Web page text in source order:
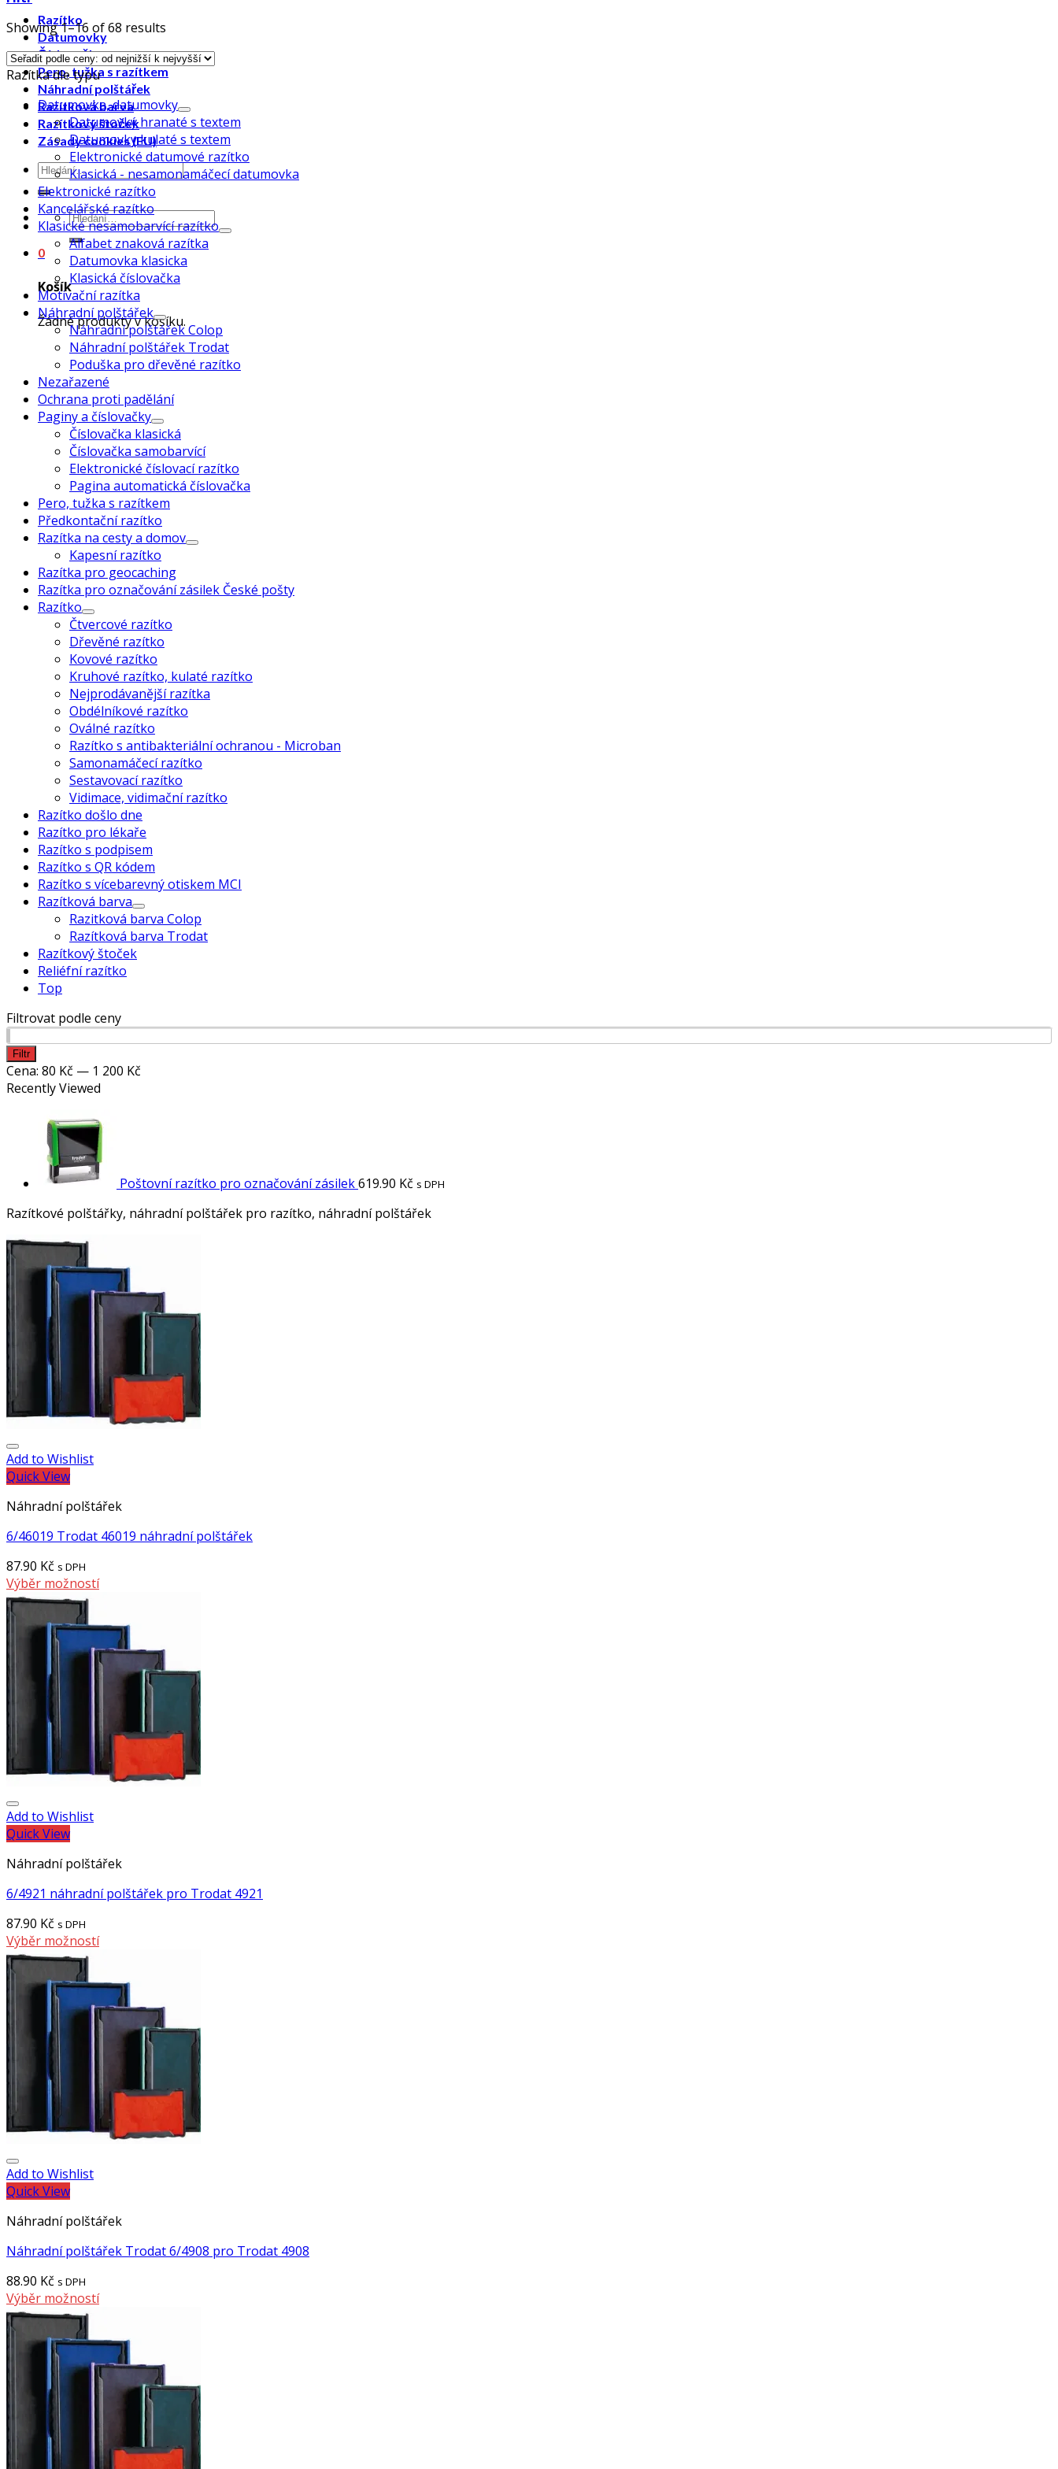
Razítko
Datumovky
Číslovačky
Pero, tužka s razítkem
Náhradní polštářek
Razítková barva
Razítkový štoček
Zásady cookies (EU)
0
Košík
Žádné produkty v košíku.
Showing 1–16 of 68 results
Razítka dle typu
Datumovka, datumovky
Datumovký hranaté s textem
Datumovky kulaté s textem
Elektronické datumové razítko
Klasická - nesamonamáčecí datumovka
Elektronické razítko
Kancelářské razítko
Klasické nesamobarvící razítko
Alfabet znaková razítka
Datumovka klasicka
Klasická číslovačka
Motivační razítka
Náhradní polštářek
Náhradní polštářek Colop
Náhradní polštářek Trodat
Poduška pro dřevěné razítko
Nezařazené
Ochrana proti padělání
Paginy a číslovačky
Číslovačka klasická
Číslovačka samobarvící
Elektronické číslovací razítko
Pagina automatická číslovačka
Pero, tužka s razítkem
Předkontační razítko
Razítka na cesty a domov
Kapesní razítko
Razítka pro geocaching
Razítka pro označování zásilek České pošty
Razítko
Čtvercové razítko
Dřevěné razítko
Kovové razítko
Kruhové razítko, kulaté razítko
Nejprodávanější razítka
Obdélníkové razítko
Oválné razítko
Razítko s antibakteriální ochranou - Microban
Samonamáčecí razítko
Sestavovací razítko
Vidimace, vidimační razítko
Razítko došlo dne
Razítko pro lékaře
Razítko s podpisem
Razítko s QR kódem
Razítko s vícebarevný otiskem MCI
Razítková barva
Razitková barva Colop
Razítková barva Trodat
Razítkový štoček
Reliéfní razítko
Top
Filtrovat podle ceny
Minimální
cena
Maximální
cena
Filtr
Cena: 80 Kč — 1 200 Kč
Recently Viewed
Poštovní razítko pro označování zásilek619.90 Kč s DPH
Razítkové polštářky, náhradní polštářek pro razítko, náhradní polštářek
Add to Wishlist
Quick View
Náhradní polštářek
6/46019 Trodat 46019 náhradní polštářek
87.90 Kč s DPH
Výběr možností
Add to Wishlist
Quick View
Náhradní polštářek
6/4921 náhradní polštářek pro Trodat 4921
87.90 Kč s DPH
Výběr možností
Add to Wishlist
Quick View
Náhradní polštářek
Náhradní polštářek Trodat 6/4908 pro Trodat 4908
88.90 Kč s DPH
Výběr možností